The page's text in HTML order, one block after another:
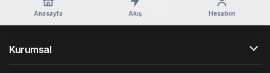
Anasayfa Akış Hesabım
Kurumsal